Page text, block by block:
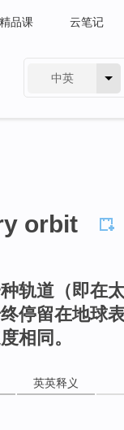
品课 云笔记
中英
orbit
轨道（即在
停留在地球
相同。
英英释义